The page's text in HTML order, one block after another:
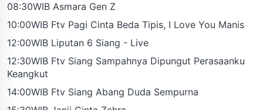
08:30WIB Asmara Gen Z
10:00WIB Ftv Pagi Cinta Beda Tipis, I Love You Manis
12:00WIB Liputan 6 Siang - Live
12:30WIB Ftv Siang Sampahnya Dipungut Perasaanku
Keangkut
14:00WIB Ftv Siang Abang Duda Sempurna